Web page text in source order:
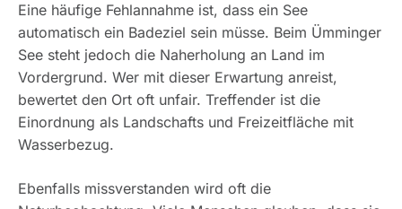
Eine häufige Fehlannahme ist, dass ein See
automatisch ein Badeziel sein müsse. Beim Ümminger
See steht jedoch die Naherholung an Land im
Vordergrund. Wer mit dieser Erwartung anreist,
bewertet den Ort oft unfair. Treffender ist die
Einordnung als Landschafts und Freizeitfläche mit
Wasserbezug.
Ebenfalls missverstanden wird oft die